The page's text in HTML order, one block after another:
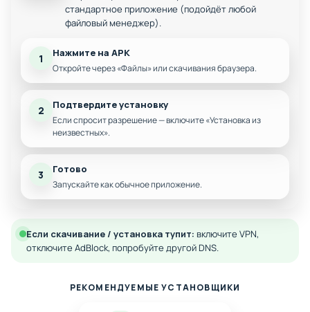
стандартное приложение (подойдёт любой
файловый менеджер).
1 Нажмите на APK
Откройте через «Файлы» или скачивания браузера.
2 Подтвердите установку
Если спросит разрешение — включите «Установка из
неизвестных».
3 Готово
Запускайте как обычное приложение.
Если скачивание / установка тупит: включите VPN,
отключите AdBlock, попробуйте другой DNS.
РЕКОМЕНДУЕМЫЕ УСТАНОВЩИКИ